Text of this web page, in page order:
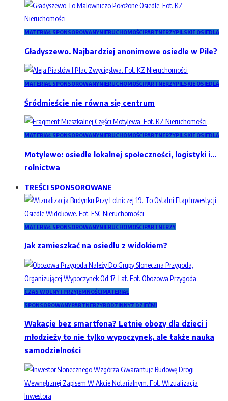
MATERIAŁ SPONSOROWANYNIERUCHOMOŚCIPARTNERZYPILSKIE OSIEDLA
Gładyszewo. Najbardziej anonimowe osiedle w Pile?
MATERIAŁ SPONSOROWANYNIERUCHOMOŚCIPARTNERZYPILSKIE OSIEDLA
Śródmieście nie równa się centrum
MATERIAŁ SPONSOROWANYNIERUCHOMOŚCIPARTNERZYPILSKIE OSIEDLA
Motylewo: osiedle lokalnej społeczności, logistyki i…
rolnictwa
TREŚCI SPONSOROWANE
MATERIAŁ SPONSOROWANYNIERUCHOMOŚCIPARTNERZY
Jak zamieszkać na osiedlu z widokiem?
CZAS WOLNY I PRZYJEMNOŚCIMATERIAŁ
SPONSOROWANYPARTNERZYRODZINNYZ DZIEĆMI
Wakacje bez smartfona? Letnie obozy dla dzieci i
młodzieży to nie tylko wypoczynek, ale także nauka
samodzielności